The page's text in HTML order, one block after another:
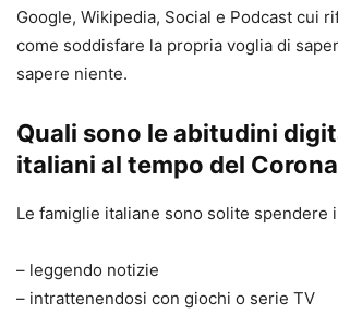
Google, Wikipedia, Social e Podcast cui
come soddisfare la propria voglia di
sapere niente.
Quali sono le abitudini
italiani al tempo del
Le famiglie italiane sono solite spendere
– leggendo notizie
– intrattenendosi con giochi o serie TV